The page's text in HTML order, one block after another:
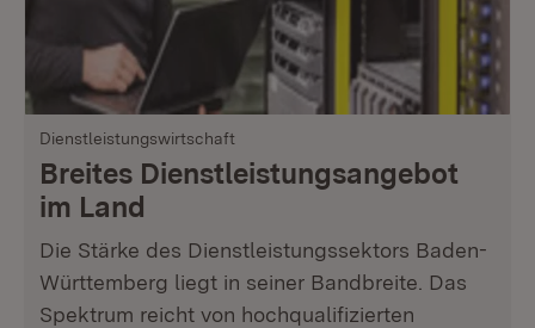
Dienstleistungswirtschaft
Breites Dienstleistungsangebot
im Land
Die Stärke des Dienstleistungssektors Baden-
Württemberg liegt in seiner Bandbreite. Das
Spektrum reicht von hochqualifizierten